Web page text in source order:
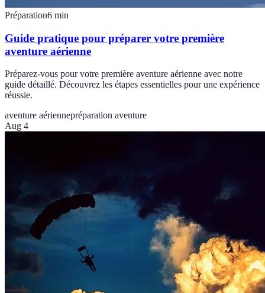
Préparation6 min
Guide pratique pour préparer votre première
aventure aérienne
Préparez-vous pour votre première aventure aérienne avec notre
guide détaillé. Découvrez les étapes essentielles pour une expérience
réussie.
aventure aériennepréparation aventure
Aug 4